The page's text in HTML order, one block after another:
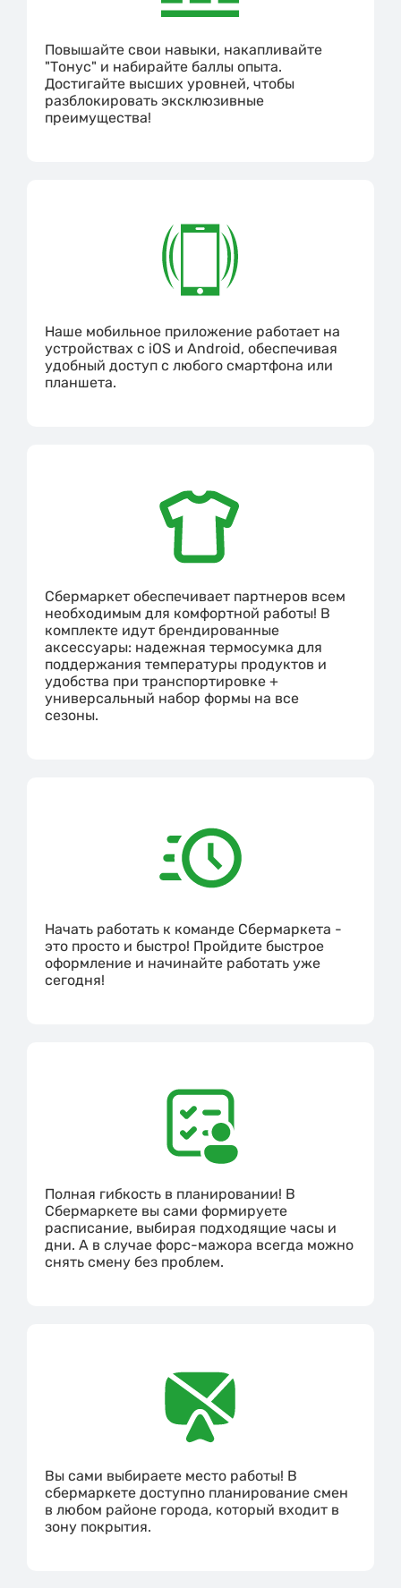
Повышайте свои навыки, накапливайте
"Тонус" и набирайте баллы опыта.
Достигайте высших уровней, чтобы
разблокировать эксклюзивные
преимущества!
Наше мобильное приложение работает на
устройствах с iOS и Android, обеспечивая
удобный доступ с любого смартфона или
планшета.
Сбермаркет обеспечивает партнеров всем
необходимым для комфортной работы! В
комплекте идут брендированные
аксессуары: надежная термосумка для
поддержания температуры продуктов и
удобства при транспортировке +
универсальный набор формы на все
сезоны.
Начать работать к команде Сбермаркета -
это просто и быстро! Пройдите быстрое
оформление и начинайте работать уже
сегодня!
Полная гибкость в планировании! В
Сбермаркете вы сами формируете
расписание, выбирая подходящие часы и
дни. А в случае форс-мажора всегда можно
снять смену без проблем.
Вы сами выбираете место работы! В
сбермаркете доступно планирование смен
в любом районе города, который входит в
зону покрытия.